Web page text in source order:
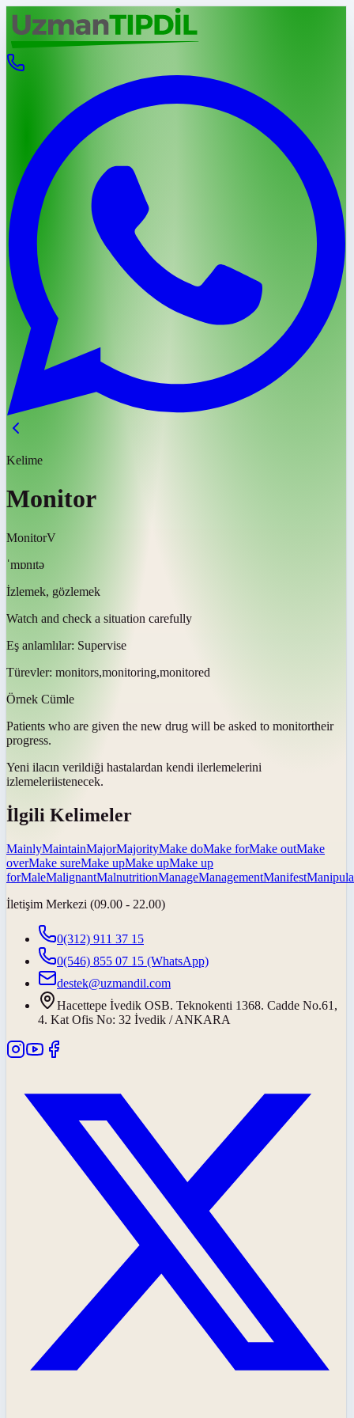
Kelime
Monitor
MonitorV
ˈmɒnɪtə
İzlemek, gözlemek
Watch and check a situation carefully
Eş anlamlılar: Supervise
Türevler: monitors,monitoring,monitored
Örnek Cümle
Patients who are given the new drug will be asked to monitortheir
progress.
Yeni ilacın verildiği hastalardan kendi ilerlemelerini
izlemeleriistenecek.
İlgili Kelimeler
MainlyMaintainMajorMajorityMake doMake forMake outMake
overMake sureMake upMake upMake up
forMaleMalignantMalnutritionManageManagementManifest
İletişim Merkezi (09.00 - 22.00)
0(312) 911 37 15
0(546) 855 07 15 (WhatsApp)
destek@uzmandil.com
Hacettepe İvedik OSB. Teknokenti 1368. Cadde No.61,
4. Kat Ofis No: 32 İvedik / ANKARA